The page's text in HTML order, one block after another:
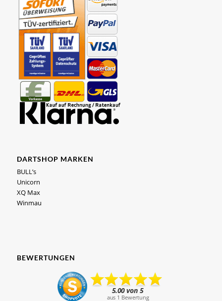
DARTSHOP MARKEN
BULL’s
Unicorn
XQ Max
Winmau
BEWERTUNGEN